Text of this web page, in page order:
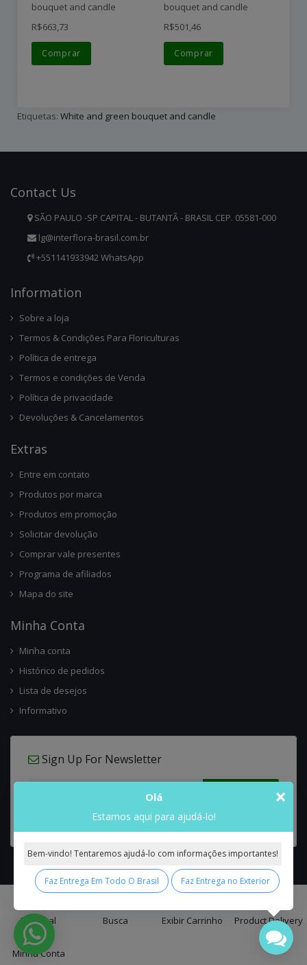
Principal Busca Exibir Carrinho Product Delivery
Minha Conta
bouquet and candle
R$663,73
Comprar
bouquet and candle
R$501,46
Comprar
Etiquetas: White and green bouquet and candle
Contact Us
SÃO PAULO -SP CAPITAL - BUTANTÃ - BRASIL CEP. 05581-000
lg@interflora-brasil.com.br
+551141933942 WhatsApp
InforMation
Sobre a loja
Termos & Condições Para Floriculturas
Política de entrega
Termos e condições de Venda
Política de privacidade
Devoluções & Cancelamentos
ExtRas
Entre em contato
Produtos por marca
Produtos em promoção
Solicitar devolução
Comprar vale presentes
Programa de afiliados
Mapa do site
Minha Conta
Minha conta
Histórico de pedidos
Lista de desejos
Informativo
Sign Up For Newsletter
Interflora Brasil Intercambio Floral Nacional e Internacional© 2026 All
Rights Reserved.
×
Olá
Estamos aqui para ajudá-lo!
Bem-vindo! Tentaremos ajudá-lo com informações importantes!
Faz Entrega Em Todo O Brasil Faz Entrega no Exterior
false